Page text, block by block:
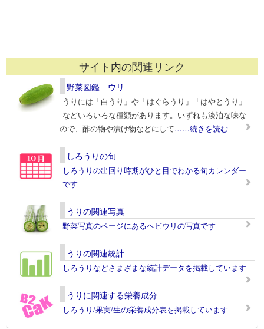
サイト内の関連リンク
野菜図鑑 ウリ
うりには「白うり」や「はぐらうり」「はやとうり」
などいろいろな種類があります。いずれも淡泊な味な
ので、酢の物や漬け物などにして……続きを読む
しろうりの旬
しろうりの出回り時期がひと目でわかる旬カレンダー
です
うりの関連写真
野菜写真のページにあるヘビウリの写真です
うりの関連統計
しろうりなどさまざまな統計データを掲載しています
うりに関連する栄養成分
しろうり/果実/生の栄養成分表を掲載しています